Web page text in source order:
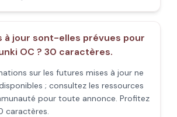
à jour sont-elles prévues pour
OC ? 30 caractères.
sur les futures mises à jour ne
; consultez les ressources
pour toute annonce. Profitez
caractères.